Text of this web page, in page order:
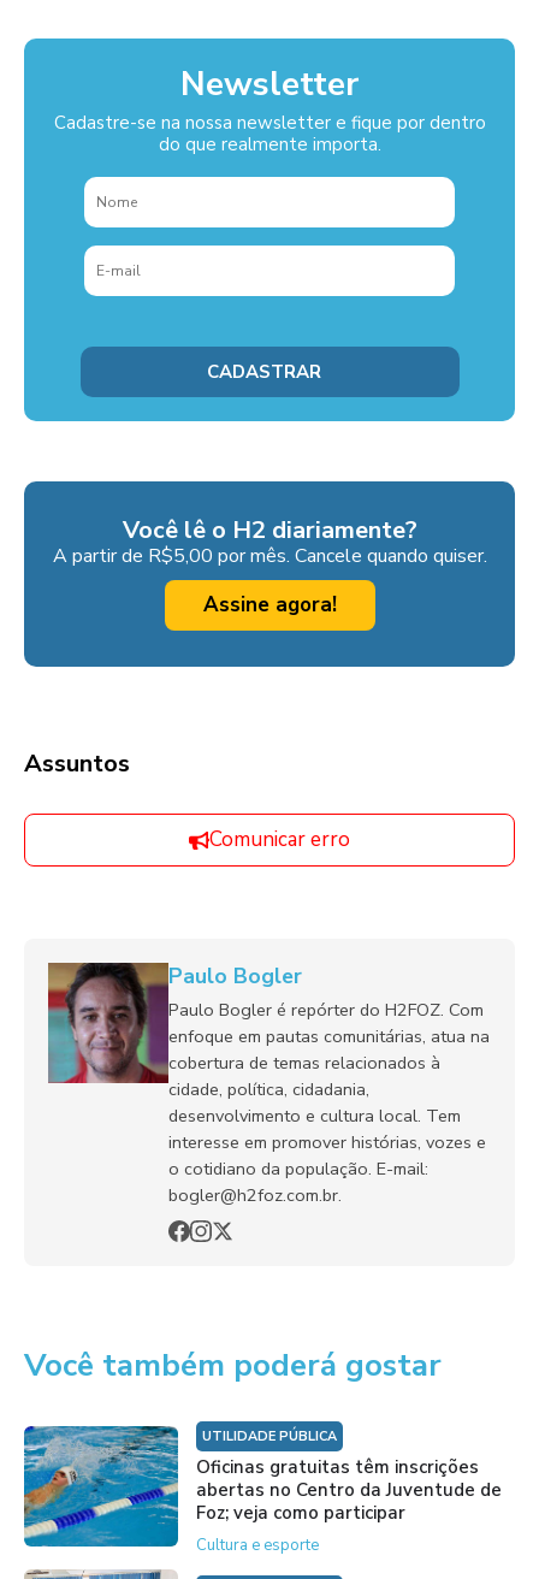
Newsletter
Cadastre-se na nossa newsletter e fique por dentro
do que realmente importa.
Você lê o H2 diariamente?
A partir de R$5,00 por mês. Cancele quando quiser.
Assine agora!
Assuntos
Comunicar erro
Paulo Bogler
Paulo Bogler é repórter do H2FOZ. Com
enfoque em pautas comunitárias, atua na
cobertura de temas relacionados à
cidade, política, cidadania,
desenvolvimento e cultura local. Tem
interesse em promover histórias, vozes e
o cotidiano da população. E-mail:
bogler@h2foz.com.br.
Você também poderá gostar
UTILIDADE PÚBLICA
Oficinas gratuitas têm inscrições
abertas no Centro da Juventude de
Foz; veja como participar
Cultura e esporte